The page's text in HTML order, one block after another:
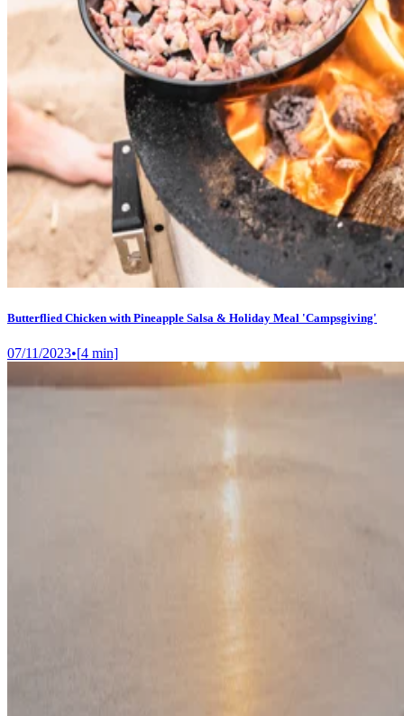
Butterflied Chicken with Pineapple Salsa & Holiday Meal 'Campsgiving'
07/11/2023•[4 min]